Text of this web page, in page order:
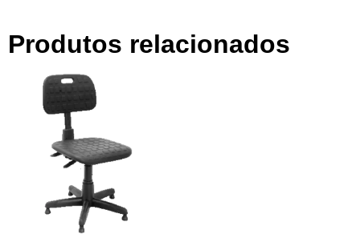
Produtos relacionados